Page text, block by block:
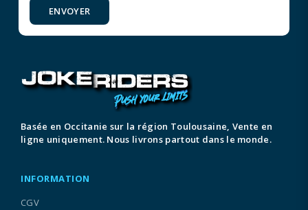
ENVOYER
Basée en Occitanie sur la région Toulousaine, Vente en
ligne uniquement. Nous livrons partout dans le monde.
INFORMATION
CGV